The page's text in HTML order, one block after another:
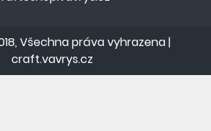
Všechna práva vyhrazena |
craft.vavrys.cz